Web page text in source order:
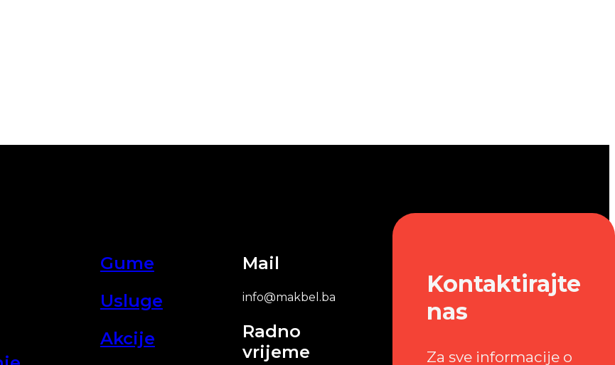
Gume
Usluge
Akcije
Mail
info@makbel.ba
Radno
vrijeme
Kontaktirajte
nas
Za sve informacije o